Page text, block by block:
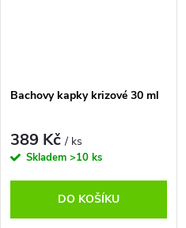
Bachovy kapky krizové 30 ml
389 Kč/ ks
Skladem >10 ks
DO KOŠÍKU